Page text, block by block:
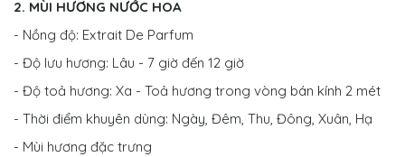
2. MÙI HƯƠNG NƯỚC HOA
- Nồng độ: Extrait De Parfum
- Độ lưu hương: Lâu - 7 giờ đến 12 giờ
- Độ toả hương: Xa - Toả hương trong vòng bán kính 2 mét
- Thời điểm khuyên dùng: Ngày, Đêm, Thu, Đông, Xuân, Hạ
- Mùi hương đặc trưng